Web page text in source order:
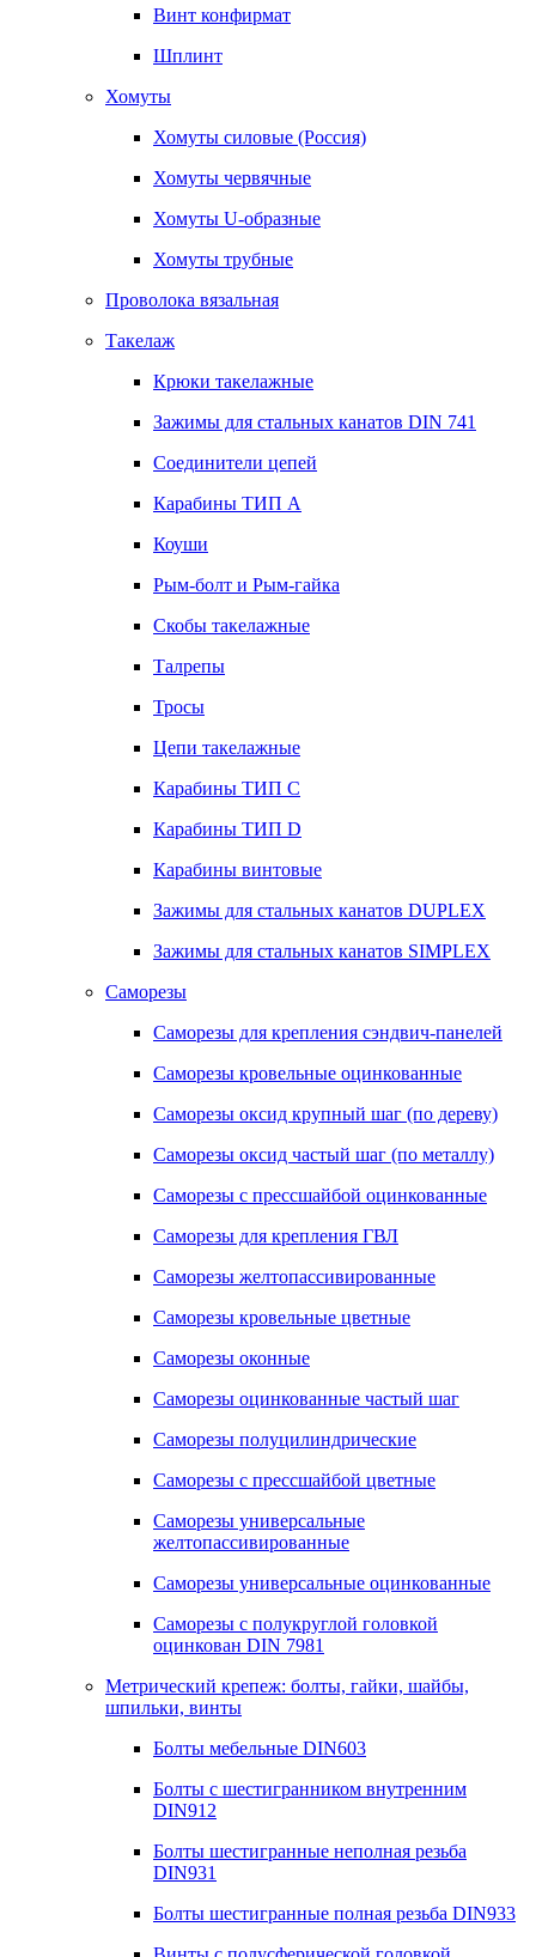
Винт конфирмат
Шплинт
Хомуты
Хомуты силовые (Россия)
Хомуты червячные
Хомуты U-образные
Хомуты трубные
Проволока вязальная
Такелаж
Крюки такелажные
Зажимы для стальных канатов DIN 741
Соединители цепей
Карабины ТИП А
Коуши
Рым-болт и Рым-гайка
Скобы такелажные
Талрепы
Тросы
Цепи такелажные
Карабины ТИП C
Карабины ТИП D
Карабины винтовые
Зажимы для стальных канатов DUPLEX
Зажимы для стальных канатов SIMPLEX
Саморезы
Саморезы для крепления сэндвич-панелей
Саморезы кровельные оцинкованные
Саморезы оксид крупный шаг (по дереву)
Саморезы оксид частый шаг (по металлу)
Саморезы с прессшайбой оцинкованные
Саморезы для крепления ГВЛ
Саморезы желтопассивированные
Саморезы кровельные цветные
Саморезы оконные
Саморезы оцинкованные частый шаг
Саморезы полуцилиндрические
Саморезы с прессшайбой цветные
Саморезы универсальные
желтопассивированные
Саморезы универсальные оцинкованные
Саморезы с полукруглой головкой
оцинкован DIN 7981
Метрический крепеж: болты, гайки, шайбы,
шпильки, винты
Болты мебельные DIN603
Болты с шестигранником внутренним
DIN912
Болты шестигранные неполная резьба
DIN931
Болты шестигранные полная резьба DIN933